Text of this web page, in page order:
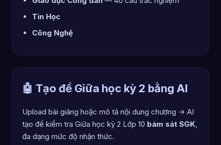
Tin Học
Công Nghệ
🤖 Tạo đề Giữa học kỳ 2 bằng AI
Upload bài giảng hoặc mô tả nội dung chương → AI
tạo đề kiểm tra Giữa học kỳ 2 Lớp 10 bám sát SGK,
đa dạng mức độ nhận thức.